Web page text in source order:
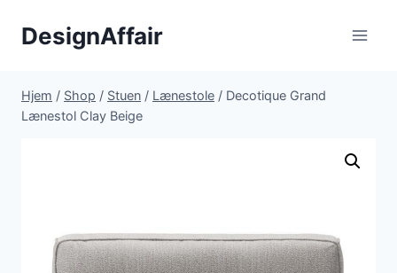
DesignAffair
Hjem / Shop / Stuen / Lænestole / Decotique Grand
Lænestol Clay Beige